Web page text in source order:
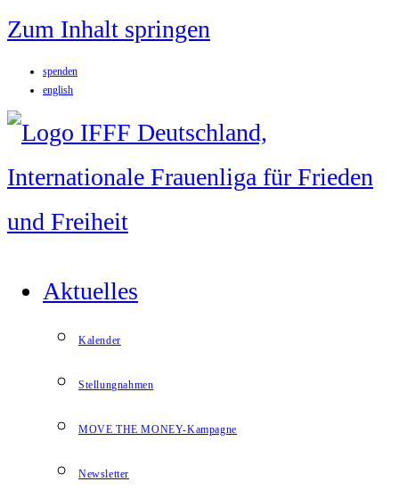
Zum Inhalt springen
spenden
english
Aktuelles
Kalender
Stellungnahmen
MOVE THE MONEY-Kampagne
Newsletter